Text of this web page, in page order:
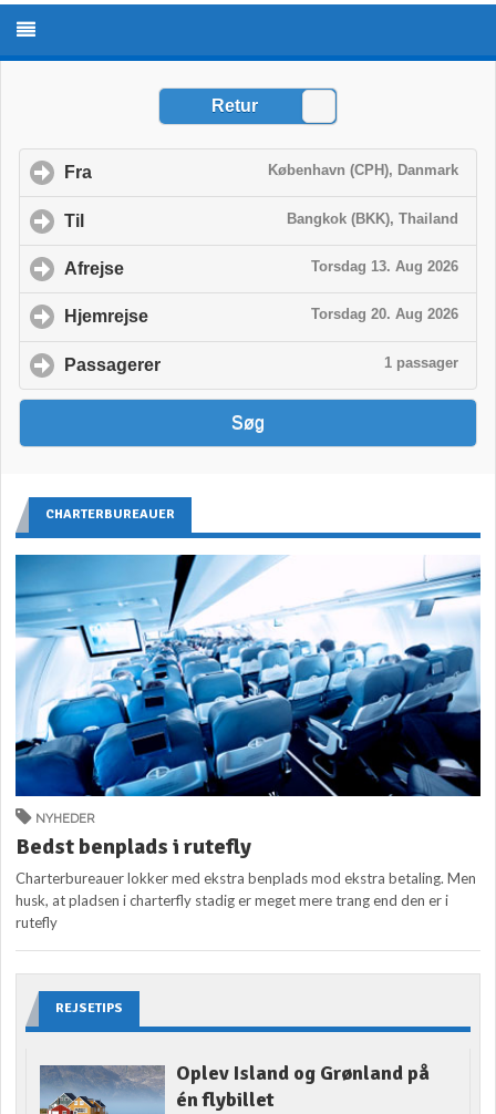
CHARTERBUREAUER
NYHEDER
Bedst benplads i rutefly
Charterbureauer lokker med ekstra benplads mod ekstra betaling. Men
husk, at pladsen i charterfly stadig er meget mere trang end den er i
rutefly
REJSETIPS
Oplev Island og Grønland på
én flybillet